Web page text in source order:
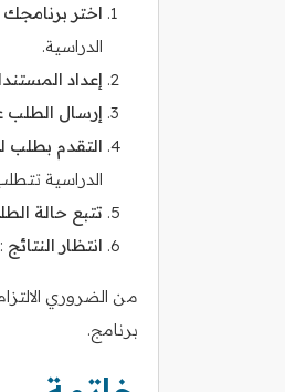
اختر برنامجك
الدراسية.
إعداد
إرسال الطلب
التقدم
الدراسية
تتبع حالة
انتظار النتائج
برنامج.